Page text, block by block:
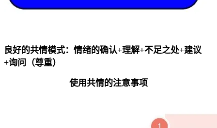
良好的共情模式：情绪的确认+理解+不足之处+建议
+询问（尊重）
使用共情的注意事项